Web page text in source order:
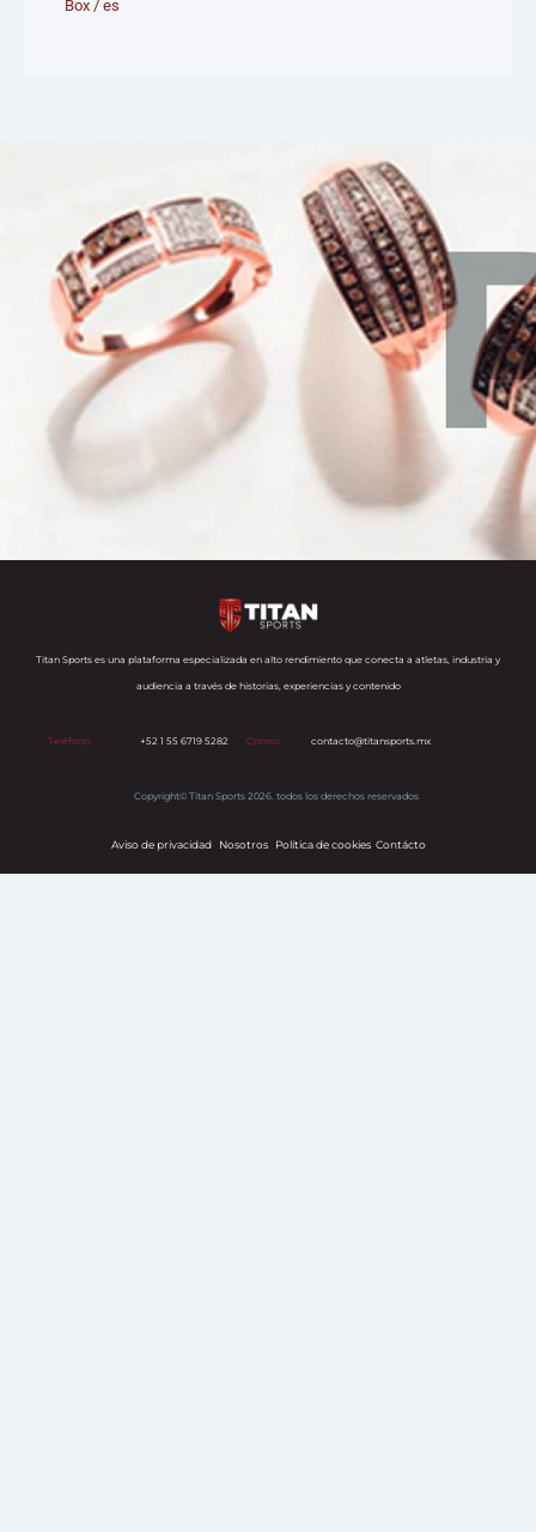
Box /es
Titan Sports es una plataforma especializada en alto rendimiento que conecta a atletas, industria y
audiencia a través de historias, experiencias y contenido
Teléfono: +52 1 55 6719 5282 Correo: contacto@titansports.mx
Copyright© Titan Sports 2026. todos los derechos reservados
Aviso de privacidad Nosotros Política de cookiess Contácto